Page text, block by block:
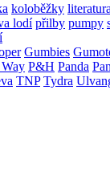
koloběžky
lodí přilby pumpy
Gumbies
P&H Panda
TNP Tydra